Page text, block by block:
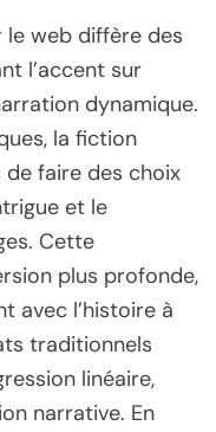
web diffère des
l’accent sur
dynamique.
la fiction
faire des choix
et le
Cette
plus profonde,
avec l’histoire à
traditionnels
linéaire,
narrative. En